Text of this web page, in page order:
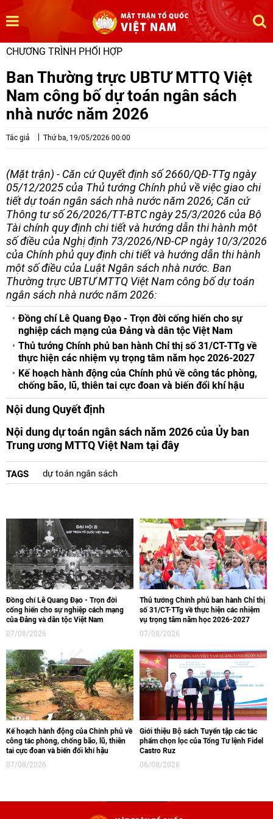
CHƯƠNG TRÌNH PHỐI HỢP
Ban Thường trực UBTƯ MTTQ Việt
Nam công bố dự toán ngân sách
nhà nước năm 2026
Tác giả Thứ ba, 19/05/2026 00:00
(Mặt trận) - Căn cứ Quyết định số 2660/QĐ-TTg ngày
05/12/2025 của Thủ tướng Chính phủ về việc giao chi
tiết dự toán ngân sách nhà nước năm 2026; Căn cứ
Thông tư số 26/2026/TT-BTC ngày 25/3/2026 của Bộ
Tài chính quy định chi tiết và hướng dẫn thi hành một
số điều của Nghị định 73/2026/NĐ-CP ngày 10/3/2026
của Chính phủ quy định chi tiết và hướng dẫn thi hành
một số điều của Luật Ngân sách nhà nước. Ban
Thường trực UBTƯ MTTQ Việt Nam công bố dự toán
ngân sách nhà nước năm 2026:
Đồng chí Lê Quang Đạo - Trọn đời cống hiến cho sự
nghiệp cách mạng của Đảng và dân tộc Việt Nam
Thủ tướng Chính phủ ban hành Chỉ thị số 31/CT-TTg về
thực hiện các nhiệm vụ trọng tâm năm học 2026-2027
Kế hoạch hành động của Chính phủ về công tác phòng,
chống bão, lũ, thiên tai cực đoan và biến đổi khí hậu
Nội dung Quyết định
Nội dung dự toán ngân sách năm 2026 của Ủy ban
Trung ương MTTQ Việt Nam tại đây
TAGS dự toán ngân sách
Đồng chí Lê Quang Đạo - Trọn đời
cống hiến cho sự nghiệp cách mạng
của Đảng và dân tộc Việt Nam
07/08/2026
Thủ tướng Chính phủ ban hành Chỉ thị
số 31/CT-TTg về thực hiện các nhiệm
vụ trọng tâm năm học 2026-2027
07/08/2026
Kế hoạch hành động của Chính phủ về
công tác phòng, chống bão, lũ, thiên
tai cực đoan và biến đổi khí hậu
07/08/2026
Giới thiệu Bộ sách Tuyển tập các tác
phẩm chọn lọc của Tổng Tư lệnh Fidel
Castro Ruz
06/08/2026